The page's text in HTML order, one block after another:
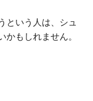
という人は、シュ
もしれません。